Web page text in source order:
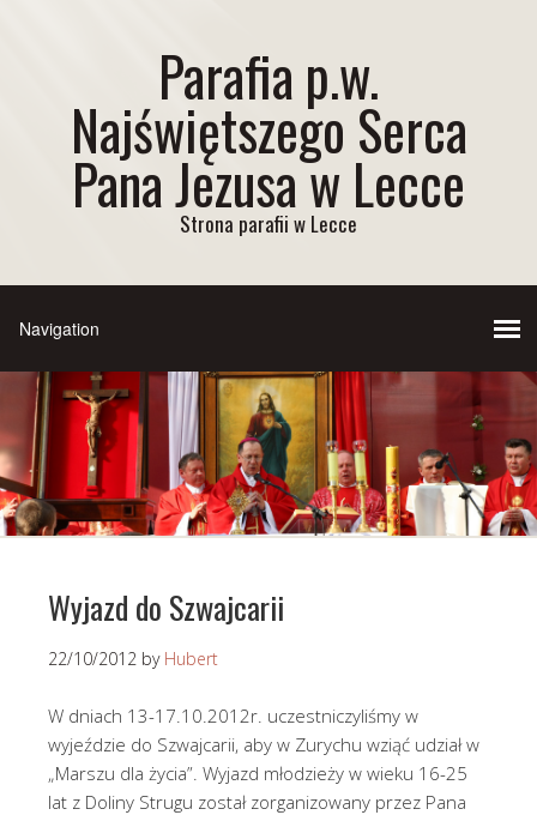
Parafia p.w.
Najświętszego Serca
Pana Jezusa w Lecce
Strona parafii w Lecce
Wyjazd do Szwajcarii
22/10/2012 by Hubert
W dniach 13-17.10.2012r. uczestniczyliśmy w
wyjeździe do Szwajcarii, aby w Zurychu wziąć udział w
„Marszu dla życia”. Wyjazd młodzieży w wieku 16-25
lat z Doliny Strugu został zorganizowany przez Pana